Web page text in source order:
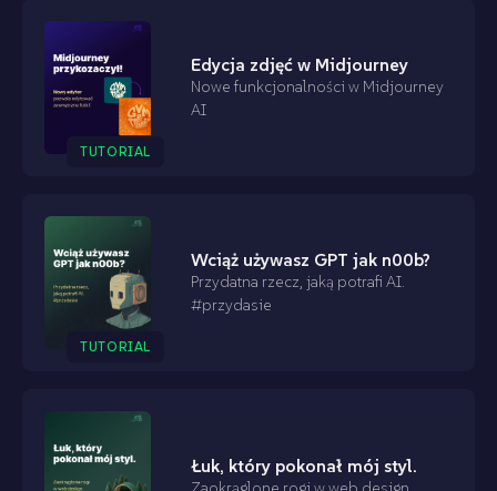
TUTORIAL
Edycja zdjęć w Midjourney
Nowe funkcjonalności w Midjourney
AI
TUTORIAL
Wciąż używasz GPT jak n00b?
Przydatna rzecz, jaką potrafi AI.
#przydasie
Łuk, który pokonał mój styl.